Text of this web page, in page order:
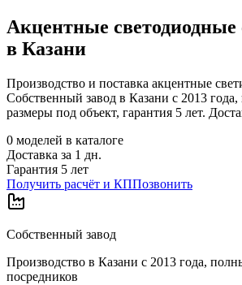
Акцентные светодиодные
в Казани
Производство и поставка акцентные
Собственный завод в Казани с 2013 года,
размеры под объект, гарантия 5 лет.
0 моделей в каталоге
Доставка за 1 дн.
Гарантия 5 лет
Получить расчёт и КППозвонить
Собственный завод
Производство в Казани с 2013 года,
посредников